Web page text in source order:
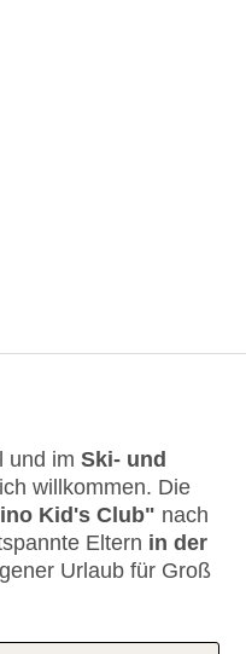
und im Ski- und
willkommen. Die
Kid's Club" nach
Eltern in der
Urlaub für Groß